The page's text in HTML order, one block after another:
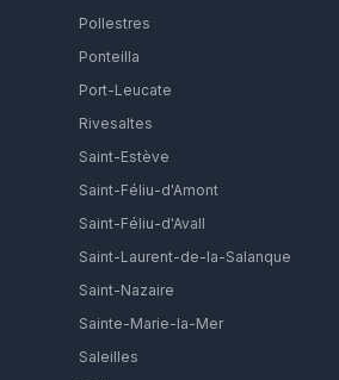
Pollestres
Ponteilla
Port-Leucate
Rivesaltes
Saint-Estève
Saint-Féliu-d'Amont
Saint-Féliu-d'Avall
Saint-Laurent-de-la-Salanque
Saint-Nazaire
Sainte-Marie-la-Mer
Saleilles